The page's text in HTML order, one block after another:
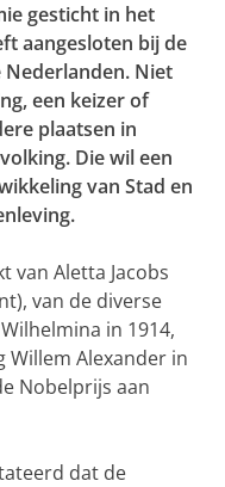
gesticht in het
aangesloten bij de
Nederlanden. Niet
een keizer of
plaatsen in
Die wil een
van Stad en
van Aletta Jacobs
van de diverse
in 1914,
Willem Alexander in
Nobelprijs aan
dat de